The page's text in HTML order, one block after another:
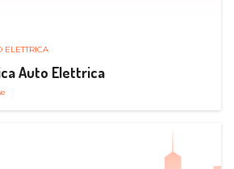
ELETTRICA
Auto Elettrica